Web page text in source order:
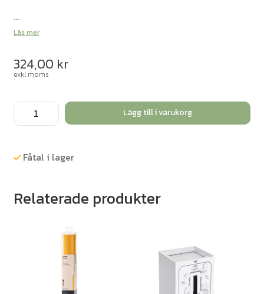
...
Läs mer
324,00 kr
exkl moms
Cricut
Smart
Removable
mängd
Lägg till i varukorg
Fåtal i lager
Relaterade produkter